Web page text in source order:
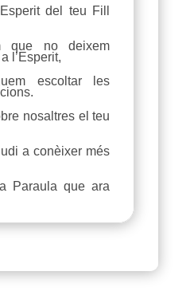
del teu Fill
que no deixem
l’Esperit,
escoltar les
nosaltres el teu
a conèixer més
Paraula que ara